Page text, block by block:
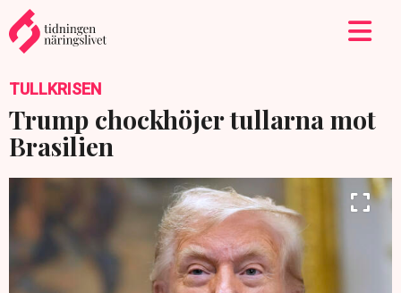
TULLKRISEN
Trump chockhöjer tullarna mot
Brasilien